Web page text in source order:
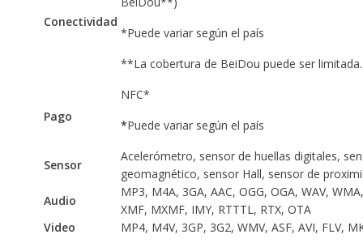
Conectividad
*Puede variar según el país
**La cobertura de BeiDou puede ser limitada.
Pago
NFC*
*Puede variar según el país
Sensor
Acelerómetro, sensor de huellas digitales,
geomagnético, sensor Hall, sensor de
Audio
MP3, M4A, 3GA, AAC, OGG, OGA, WAV,
XMF, MXMF, IMY, RTTTL, RTX, OTA
Video
MP4, M4V, 3GP, 3G2, WMV, ASF, AVI, FLV,